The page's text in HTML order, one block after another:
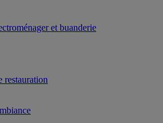
et buanderie